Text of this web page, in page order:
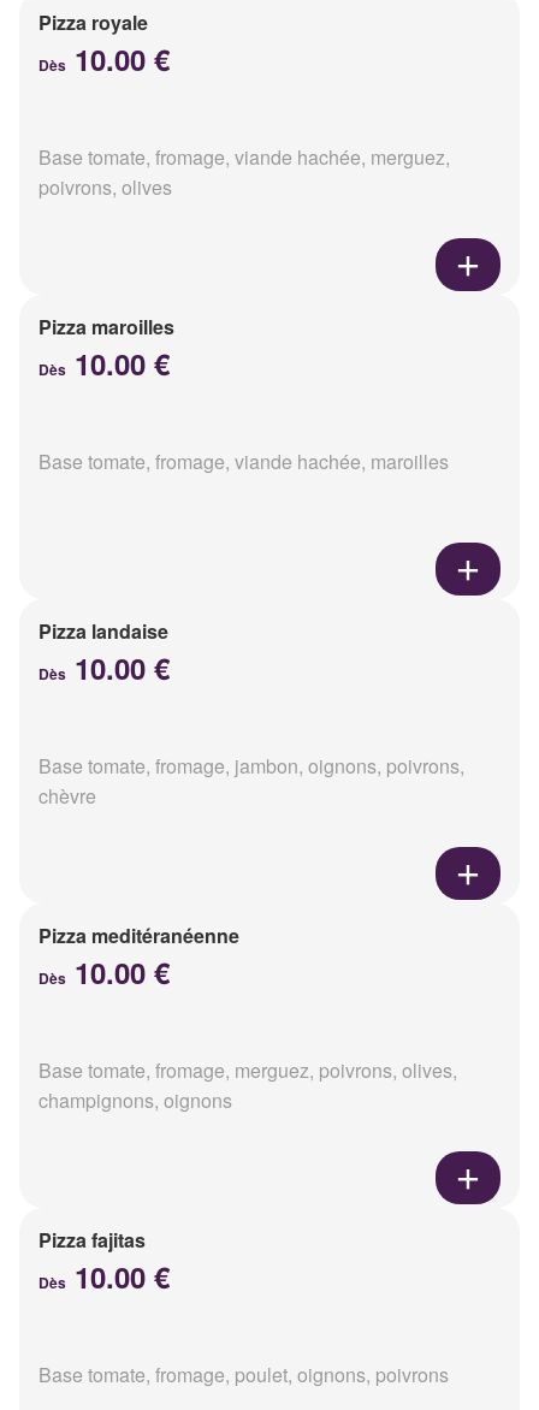
Pizza royale
Dès 10.00 €
Base tomate, fromage, viande hachée, merguez,
poivrons, olives
Pizza maroilles
Dès 10.00 €
Base tomate, fromage, viande hachée, maroilles
Pizza landaise
Dès 10.00 €
Base tomate, fromage, jambon, oignons, poivrons,
chèvre
Pizza meditéranéenne
Dès 10.00 €
Base tomate, fromage, merguez, poivrons, olives,
champignons, oignons
Pizza fajitas
Dès 10.00 €
Base tomate, fromage, poulet, oignons, poivrons